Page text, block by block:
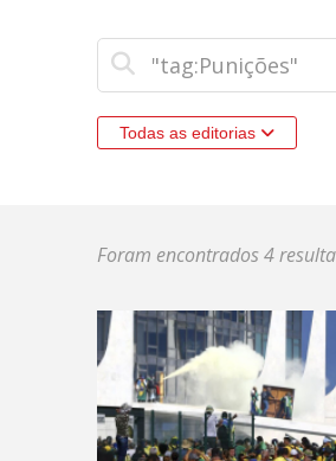
Todas as editorias
Foram encontrados 4